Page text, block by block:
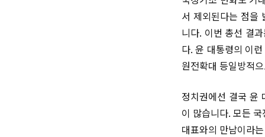
서 제외된다는 점을
니다. 이번 총선 결
다. 윤 대통령의 이
원전확대 등일방적
정치권에선 결국 윤
이 많습니다. 모든
대표와의 만남이라